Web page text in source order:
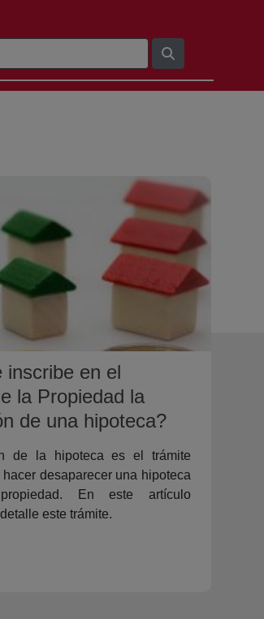
inscribe en el
la Propiedad la
de una hipoteca?
de la hipoteca es el trámite
desaparecer una hipoteca
En este artículo
este trámite.